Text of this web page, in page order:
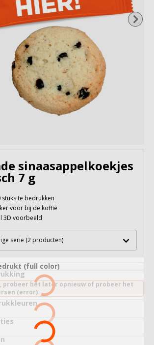
sinaasappelkoekjes
7 g
stuks te bedrukken
voor bij de koffie
3D voorbeeld
serie (2 producten)
(full color)
probeer het later opnieuw of probeer het
(error).